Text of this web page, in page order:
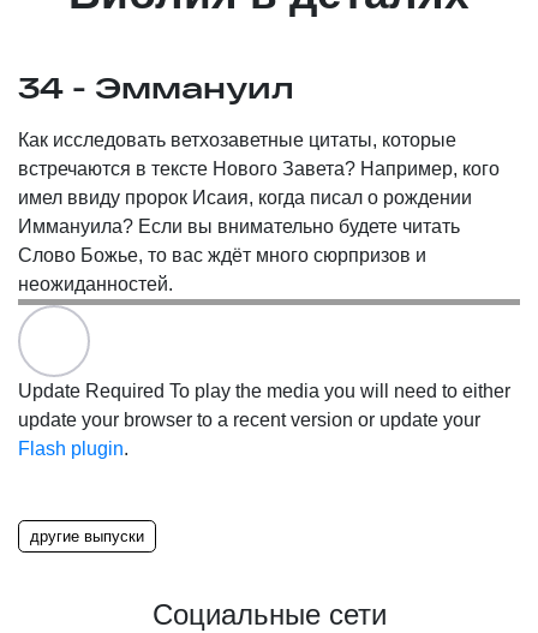
34 - Эммануил
Как исследовать ветхозаветные цитаты, которые
встречаются в тексте Нового Завета? Например, кого
имел ввиду пророк Исаия, когда писал о рождении
Иммануила? Если вы внимательно будете читать
Слово Божье, то вас ждёт много сюрпризов и
неожиданностей.
Update Required To play the media you will need to either
update your browser to a recent version or update your
Flash plugin.
другие выпуски
Социальные сети